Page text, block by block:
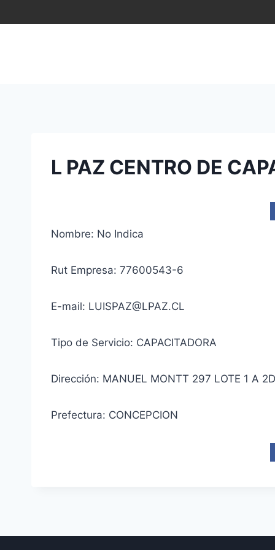
al
L PAZ CENTRO DE
Nombre: No Indica
Rut Empresa: 77600543-6
E-mail: LUISPAZ@LPAZ.CL
Tipo de Servicio: CAPACITADORA
Dirección: MANUEL MONTT 297 LOTE 1 A
Prefectura: CONCEPCION